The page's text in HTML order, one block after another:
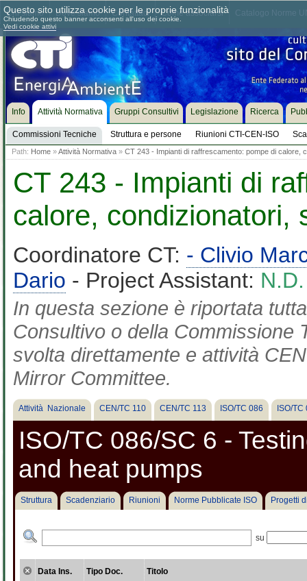
Chi siamo Dove siamo Contattaci Come associarsi
Info Attività Normativa
Commissioni Tecniche Struttura e persone Riunioni CTI-CEN-ISO
Gruppi Consultivi Legislazione Ricerca
Path: Home »Attività Normativa » CT 243 - Impianti di raffrescamento: pompe di calore,
CT 243 - Impianti di
calore, condizionatori,
Coordinatore CT: - Clivio
Dario - Project Assistant: N.D.
In questa sezione è riportata
Consultivo o della Commissione
svolta direttamente e attività
Mirror Committee.
Attività Nazionale CEN/TC 110 CEN/TC 113 ISO/TC 086 ISO/
ISO/TC 086/SC 6 -
and heat pumps
Struttura Scadenziario Riunioni Norme Pubblicate ISO Progetti
su
Data Ins. Tipo Doc. Titolo
Questo sito utilizza cookie per le proprie funzionalità
Chiudendo questo banner acconsenti all'uso dei cookie.
Vedi cookie attivi